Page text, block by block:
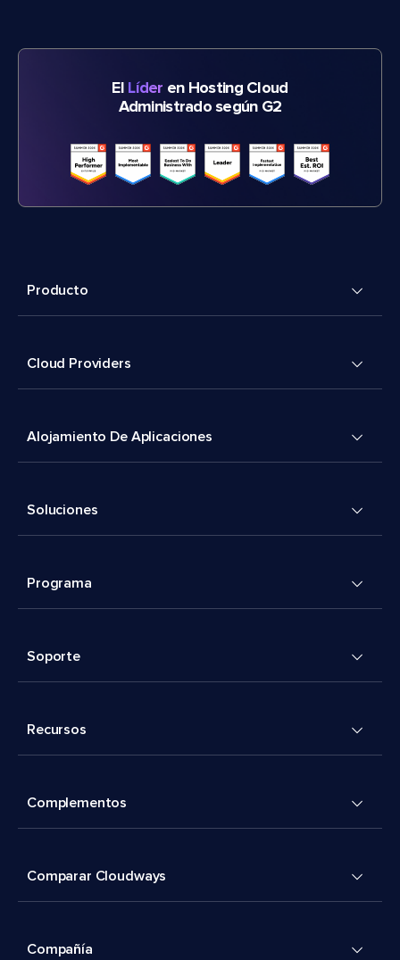
El Líder en Hosting Cloud
Administrado según G2
Producto
Cloud Providers
Alojamiento De Aplicaciones
Soluciones
Programa
Soporte
Recursos
Complementos
Comparar Cloudways
Compañía